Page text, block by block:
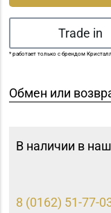
Trade in
* работает только с брендом Кристалл
Обмен или
В наличии в
8 (0162) 51-77-